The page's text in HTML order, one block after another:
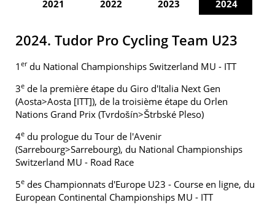
2021 2022 2023 2024
2024. Tudor Pro Cycling Team U23
1 erdu National Championships Switzerland MU - ITT
3e de la première étape du Giro d'Italia Next Gen
(Aosta>Aosta [ITT]), de la troisième étape du Orlen
Nations Grand Prix (Tvrdošín>Štrbské Pleso)
4e du prologue du Tour de l'Avenir
(Sarrebourg>Sarrebourg), du National Championships
Switzerland MU - Road Race
5e des Championnats d'Europe U23 - Course en ligne, du
European Continental Championships MU - ITT